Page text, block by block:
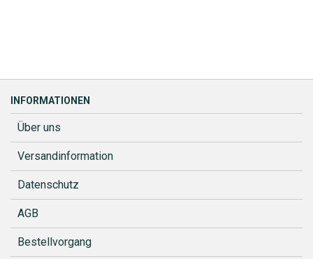
INFORMATIONEN
Über uns
Versandinformation
Datenschutz
AGB
Bestellvorgang